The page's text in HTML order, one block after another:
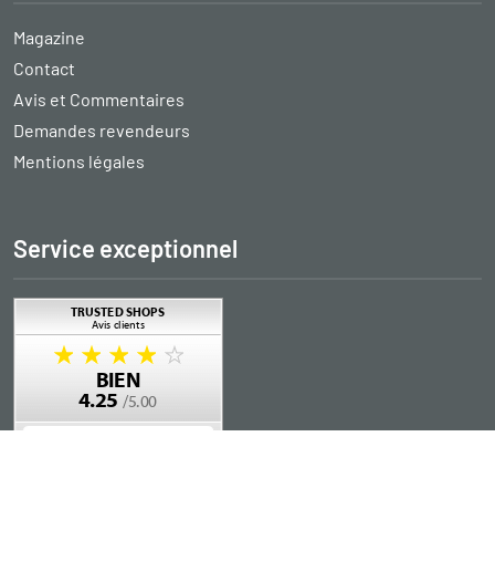
Magazine
Contact
Avis et Commentaires
Demandes revendeurs
Mentions légales
Service exceptionnel